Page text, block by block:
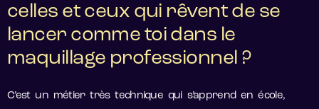
celles et ceux qui rêvent de se
lancer comme toi dans le
maquillage professionnel ?
C’est un métier très technique qui s’apprend en école,